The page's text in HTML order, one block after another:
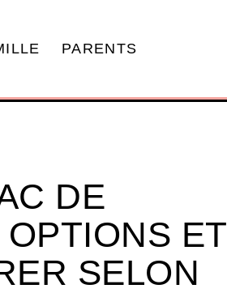
PARENTS
DE
ET
SELON